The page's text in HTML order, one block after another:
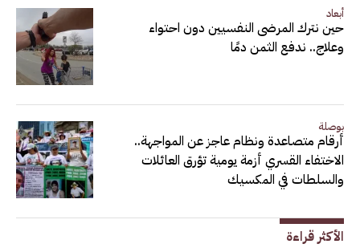
أبعاد
حين نترك المرضى النفسيين دون احتواء
وعلاج.. ندفع الثمن دمًا
بوصلة
أرقام متصاعدة ونظام عاجز عن المواجهة..
الاختفاء القسري أزمة يومية تؤرق العائلات
والسلطات في المكسيك
الأكثر قراءة